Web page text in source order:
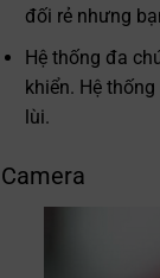
đối rẻ nhưng
Hệ thống đa
khiển. Hệ
lùi.
Camera